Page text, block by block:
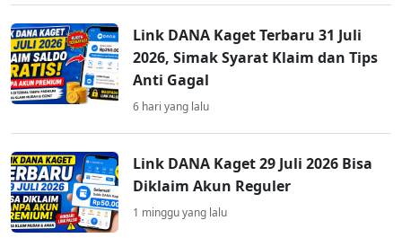
Link DANA Kaget Terbaru 31 Juli
2026, Simak Syarat Klaim dan Tips
Anti Gagal
6 hari yang lalu
Link DANA Kaget 29 Juli 2026 Bisa
Diklaim Akun Reguler
1 minggu yang lalu